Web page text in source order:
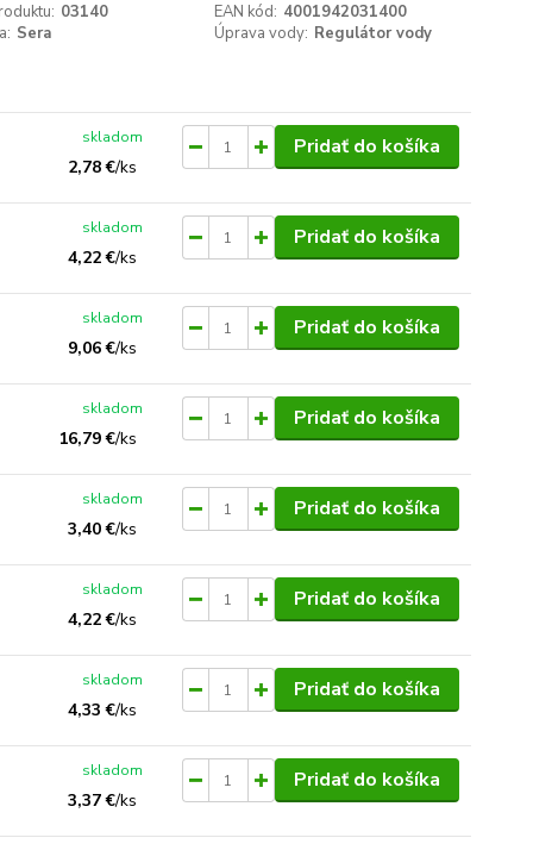
03140 EAN kód: 4001942031400
Sera Úprava vody: Regulátor vody
2,78 €/ks
skladom Pridať do košíka
4,22 €/ks
skladom Pridať do košíka
9,06 €/ks
skladom Pridať do košíka
16,79 €/ks
skladom Pridať do košíka
3,40 €/ks
skladom Pridať do košíka
4,22 €/ks
skladom Pridať do košíka
4,33 €/ks
skladom Pridať do košíka
3,37 €/ks
skladom Pridať do košíka